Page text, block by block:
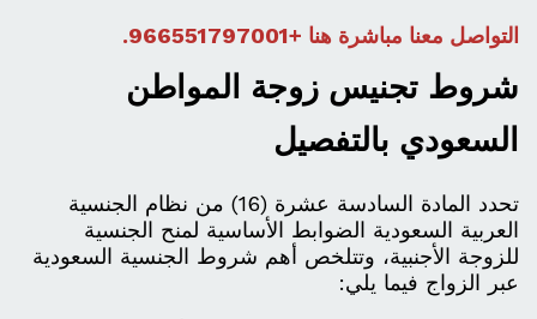
التواصل معنا مباشرة هنا +966551797001
.
شروط تجنيس زوجة المواطن
السعودي بالتفصيل
تحدد المادة السادسة عشرة (16) من نظام الجنسية
العربية السعودية الضوابط الأساسية لمنح الجنسية
للزوجة الأجنبية، وتتلخص أهم شروط الجنسية السعودية
عبر الزواج فيما يلي: